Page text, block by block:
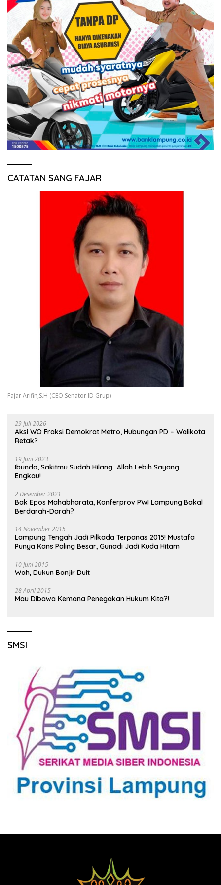
CATATAN SANG FAJAR
Fajar Arifin,S.H (CEO Senator.ID Grup)
29 Juli 2026
Aksi WO Fraksi Demokrat Metro, Hubungan PD – Walikota
Retak?
19 Juni 2023
Ibunda, Sakitmu Sudah Hilang…Allah Lebih Sayang
Engkau!
2 Desember 2021
Bak Epos Mahabharata, Konferprov PWI Lampung Bakal
Berdarah-Darah?
14 November 2015
Lampung Tengah Jadi Pilkada Terpanas 2015! Mustafa
Punya Kans Paling Besar, Gunadi Jadi Kuda Hitam
10 Juni 2015
Wah, Dukun Banjir Duit
28 April 2015
Mau Dibawa Kemana Penegakan Hukum Kita?!
SMSI